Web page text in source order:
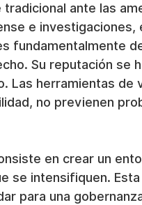
ante las
e investigaciones,
fundamentalmente
Su reputación se
Las herramientas de
no previenen
en crear un
se intensifiquen.
para una